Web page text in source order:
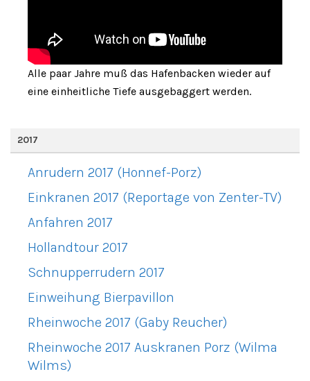
Alle paar Jahre muß das Hafenbacken wieder auf
eine einheitliche Tiefe ausgebaggert werden.
2017
Anrudern 2017 (Honnef-Porz)
Einkranen 2017 (Reportage von Zenter-TV)
Anfahren 2017
Hollandtour 2017
Schnupperrudern 2017
Einweihung Bierpavillon
Rheinwoche 2017 (Gaby Reucher)
Rheinwoche 2017 Auskranen Porz (Wilma
Wilms)